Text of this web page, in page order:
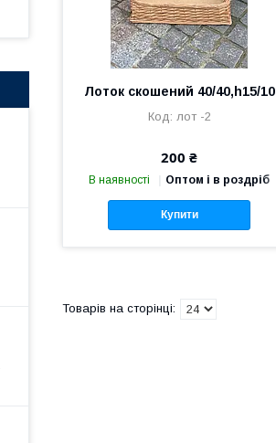
Лоток скошений 40/40,h15/10
лот -2
200 ₴
В наявності Оптом і в роздріб
Купити